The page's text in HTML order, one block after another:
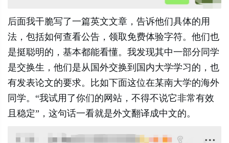
后面我干脆写了一篇英文文章，告诉他们具体的用
法，包括如何查看公告，领取免费体验字符。他们也
是挺聪明的，基本都能看懂。我发现其中一部分同学
是交换生，他们是从国外交换到国内大学学习的，也
有发表论文的要求。比如下面这位在某南大学的海外
同学。“我试用了你们的网站，不得不说它非常有效
且稳定”，这句话一看就是外文翻译成中文的。